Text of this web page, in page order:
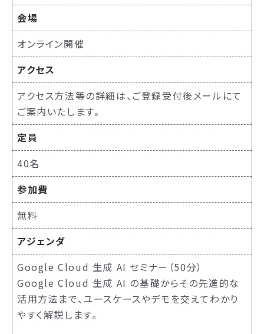
会場
オンライン開催
アクセス
アクセス方法等の詳細は、ご登録受付後メールにて
ご案内いたします。
定員
40名
参加費
無料
アジェンダ
Google Cloud 生成 AI セミナー（50分）
Google Cloud 生成 AI の基礎からその先進的な
活用方法まで、ユースケースやデモを交えてわかり
やすく解説します。